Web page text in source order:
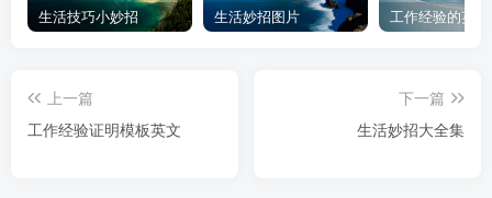
生活技巧小妙招 生活妙招图片 工作经验的英
上一篇
工作经验证明模板英文
下一篇
生活妙招大全集